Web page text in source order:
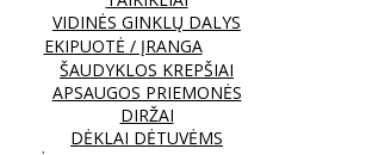
VIDINĖS GINKLŲ DALYS
EKIPUOTĖ / ĮRANGA
ŠAUDYKLOS KREPŠIAI
APSAUGOS PRIEMONĖS
DIRŽAI
DĖKLAI DĖTUVĖMS